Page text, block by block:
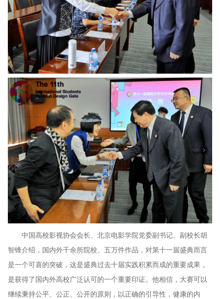
中国高校影视协会会长、北京电影学院党委副书记、副校长胡
智锋介绍，国内外千余所院校、五万件作品，对第十一届盛典而言
是一个可喜的突破，这是盛典过去十届实践积累而成的重要成果，
是获得了国内外高校广泛认可的一个重要印证。他相信，大赛可以
继续秉持公平、公正、公开的原则，以正确的引导性，健康的内